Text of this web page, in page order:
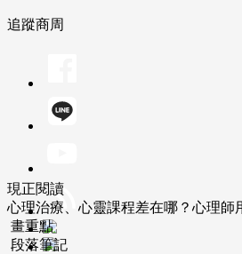
追蹤商周
現正閱讀
心理治療、心靈課程差在哪？心理師
畫重點
段落筆記